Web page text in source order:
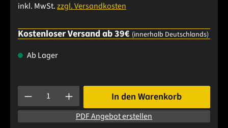
inkl. MwSt.zzgl. Versandkosten
Kostenloser Versand ab 39€ (innerhalb Deutschlands)
Ab Lager
Produkt Anzahl: Gib den gewünschten Wert ein oder
In den Warenkorb
PDF Angebot erstellen